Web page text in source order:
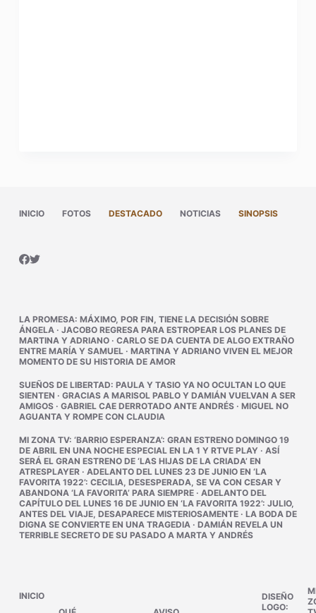
INICIO FOTOS DESTACADO NOTICIAS SINOPSIS
LA PROMESA: MÁXIMO, POR FIN, TIENE LA DECISIÓN SOBRE
ÁNGELA· JACOBO REGRESA PARA ESTROPEAR LOS PLANES DE
MARTINA Y ADRIANO· CARLO SE DA CUENTA DE ALGO EXTRAÑO
ENTRE MARÍA Y SAMUEL· MARTINA Y ADRIANO VIVEN EL MEJOR
MOMENTO DE SU HISTORIA DE AMOR
SUEÑOS DE LIBERTAD: PAULA Y TASIO YA NO OCULTAN LO QUE
SIENTEN · GRACIAS A MARISOL PABLO Y DAMIÁN VUELVAN A SER
AMIGOS· GABRIEL CAE DERROTADO ANTE ANDRÉS· MIGUEL NO
AGUANTA Y ROMPE CON CLAUDIA
MI ZONA TV: ‘BARRIO ESPERANZA’: GRAN ESTRENO DOMINGO 19
DE ABRIL EN UNA NOCHE ESPECIAL EN LA 1 Y RTVE PLAY · ASÍ
SERÁ EL GRAN ESTRENO DE ‘LAS HIJAS DE LA CRIADA’ EN
ATRESPLAYER· ADELANTO DEL LUNES 23 DE JUNIO EN ‘LA
FAVORITA 1922’: CECILIA, DESESPERADA, SE VA CON CESAR Y
ABANDONA ‘LA FAVORITA’ PARA SIEMPRE· ADELANTO DEL
CAPÍTULO DEL LUNES 16 DE JUNIO EN ‘LA FAVORITA 1922’: JULIO,
ANTES DEL VIAJE, DESAPARECE MISTERIOSAMENTE· LA BODA DE
DIGNA SE CONVIERTE EN UNA TRAGEDIA· DAMIÁN REVELA UN
TERRIBLE SECRETO DE SU PASADO A MARTA Y ANDRÉS
INICIO
DISEÑO
LOGO: